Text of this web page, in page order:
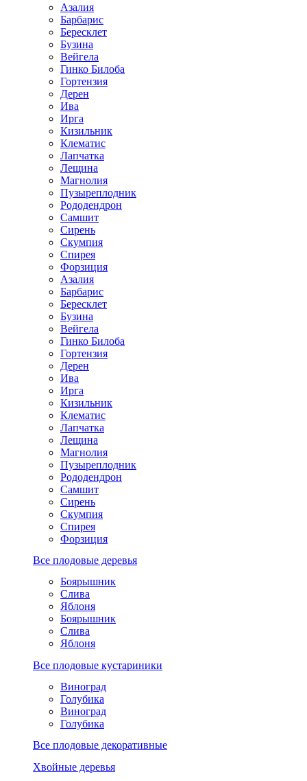
Азалия
Барбарис
Бересклет
Бузина
Вейгела
Гинко Билоба
Гортензия
Дерен
Ива
Ирга
Кизильник
Клематис
Лапчатка
Лещина
Магнолия
Пузыреплодник
Рододендрон
Самшит
Сирень
Скумпия
Спирея
Форзиция
Азалия
Барбарис
Бересклет
Бузина
Вейгела
Гинко Билоба
Гортензия
Дерен
Ива
Ирга
Кизильник
Клематис
Лапчатка
Лещина
Магнолия
Пузыреплодник
Рододендрон
Самшит
Сирень
Скумпия
Спирея
Форзиция
Все плодовые деревья
Боярышник
Слива
Яблоня
Боярышник
Слива
Яблоня
Все плодовые кустариники
Виноград
Голубика
Виноград
Голубика
Все плодовые декоративные
Хвойные деревья